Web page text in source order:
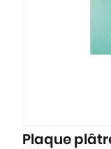
Plaque